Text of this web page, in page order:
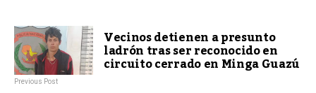
Vecinos detienen a presunto
ladrón tras ser reconocido en
circuito cerrado en Minga Guazú
Previous Post